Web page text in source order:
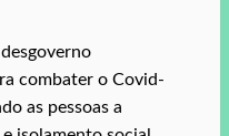
combater o Covid-
as pessoas a